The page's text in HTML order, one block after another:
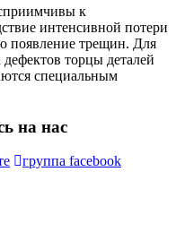
к
интенсивной потери
появление трещин. Для
торцы деталей
специальным
на нас
группа facebook